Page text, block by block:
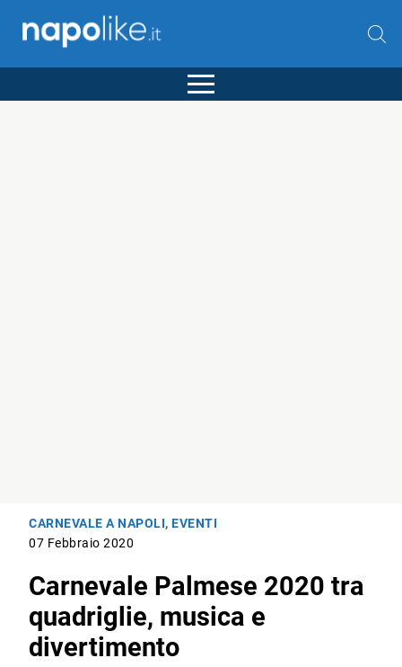
CARNEVALE A NAPOLI,EVENTI
07 Febbraio 2020
Carnevale Palmese 2020 tra
quadriglie, musica e
divertimento